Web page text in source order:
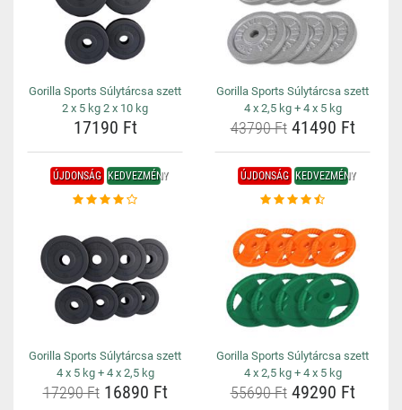
Gorilla Sports Súlytárcsa szett
2 x 5 kg 2 x 10 kg
17190 Ft
Gorilla Sports Súlytárcsa szett
4 x 2,5 kg + 4 x 5 kg
43790 Ft41490 Ft
ÚJDONSÁG KEDVEZMÉNY
Gorilla Sports Súlytárcsa szett
4 x 5 kg + 4 x 2,5 kg
17290 Ft16890 Ft
ÚJDONSÁG KEDVEZMÉNY
Gorilla Sports Súlytárcsa szett
4 x 2,5 kg + 4 x 5 kg
55690 Ft49290 Ft